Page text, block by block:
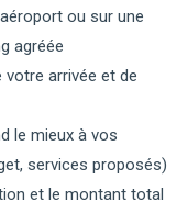
ou sur une
agréée
arrivée et de
le mieux à vos
services proposés)
et le montant total